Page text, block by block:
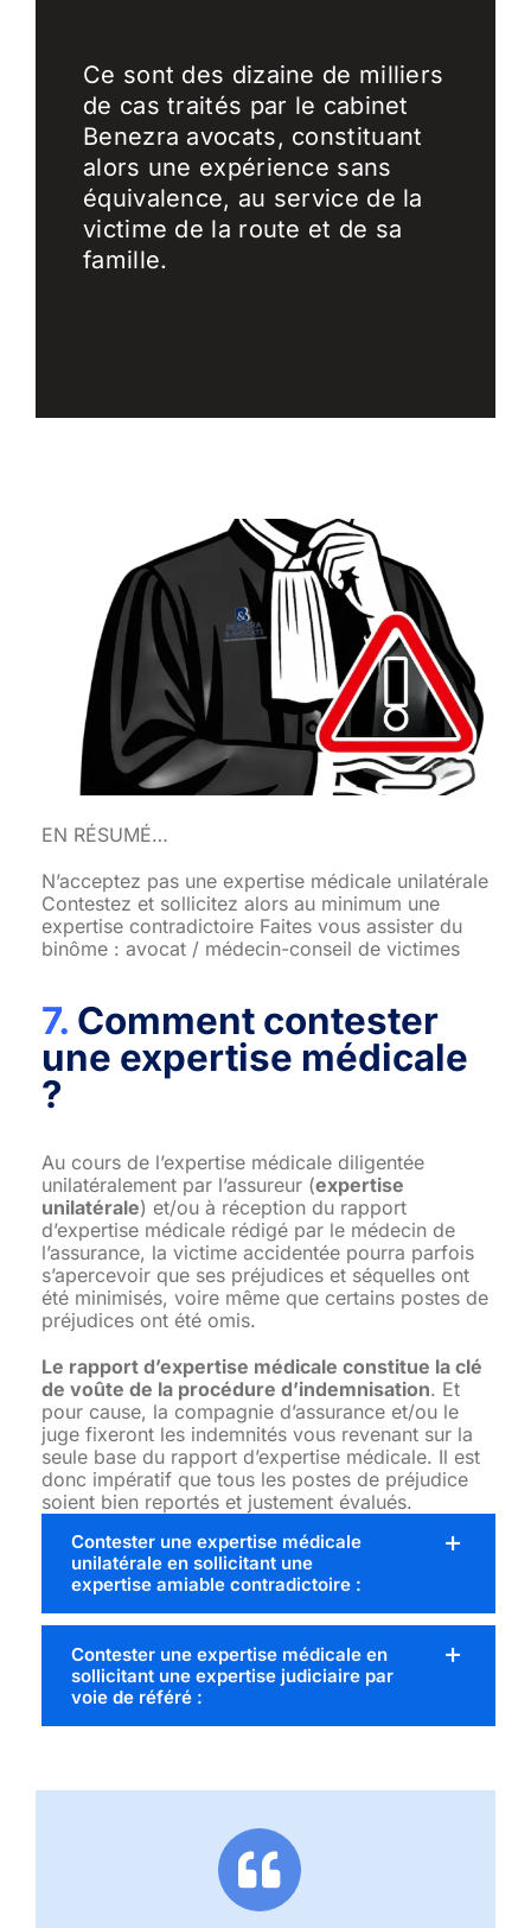
Ce sont des dizaine de milliers
de cas traités par le cabinet
Benezra avocats, constituant
alors une expérience sans
équivalence, au service de la
victime de la route et de sa
famille.
EN RÉSUMÉ…
N’acceptez pas une expertise médicale unilatérale
Contestez et sollicitez alors au minimum une
expertise contradictoire Faites vous assister du
binôme : avocat / médecin-conseil de victimes
7. Comment contester
une expertise médicale
?
Au cours de l’expertise médicale diligentée
unilatéralement par l’assureur (expertise
unilatérale) et/ou à réception du rapport
d’expertise médicale rédigé par le médecin de
l’assurance, la victime accidentée pourra parfois
s’apercevoir que ses préjudices et séquelles ont
été minimisés, voire même que certains postes de
préjudices ont été omis.
Le rapport d’expertise médicale constitue la clé
de voûte de la procédure d’indemnisation. Et
pour cause, la compagnie d’assurance et/ou le
juge fixeront les indemnités vous revenant sur la
seule base du rapport d’expertise médicale. Il est
donc impératif que tous les postes de préjudice
soient bien reportés et justement évalués.
Contester une expertise médicale
unilatérale en sollicitant une
expertise amiable contradictoire :
Contester une expertise médicale en
sollicitant une expertise judiciaire par
voie de référé :